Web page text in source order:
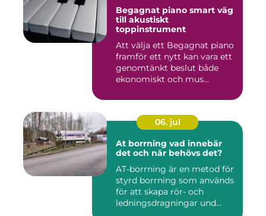
Begagnat piano smart väg
till akustiskt
toppinstrument
Att välja ett Begagnat piano
framför ett nytt kan vara ett
genomtänkt beslut både
ekonomiskt och mus...
06. jul
At borrning vad innebär
det och när behövs det?
AT-borrning är en metod för
styrd borrning som används
för att skapa rör- och
ledningsdragningar und...